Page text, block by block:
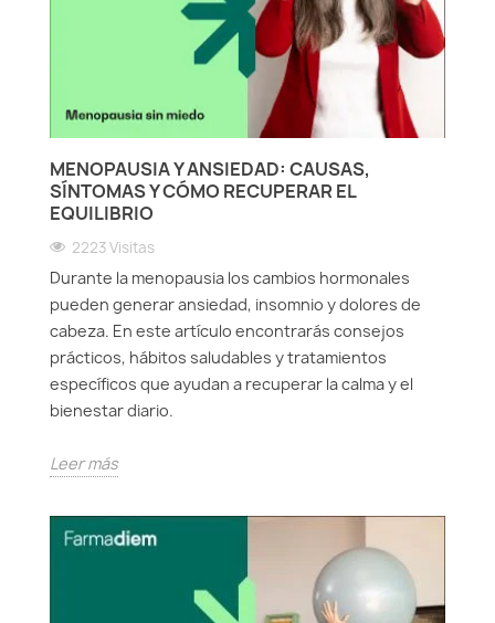
MENOPAUSIA Y ANSIEDAD: CAUSAS,
SÍNTOMAS Y CÓMO RECUPERAR EL
EQUILIBRIO
2223 Visitas
Durante la menopausia los cambios hormonales
pueden generar ansiedad, insomnio y dolores de
cabeza. En este artículo encontrarás consejos
prácticos, hábitos saludables y tratamientos
específicos que ayudan a recuperar la calma y el
bienestar diario.
Leer más